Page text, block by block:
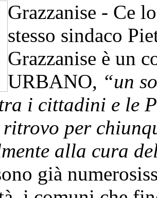
Grazzanise - Ce
stesso sindaco
Grazzanise è un
URBANO, “un
i cittadini e le
per
alla cura
già